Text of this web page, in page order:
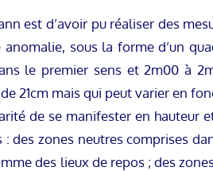
est d’avoir pu réaliser des
anomalie, sous la forme d’un
le premier sens et 2m00 à
21cm mais qui peut varier en
de se manifester en hauteur
: des zones neutres comprises
des lieux de repos ; des